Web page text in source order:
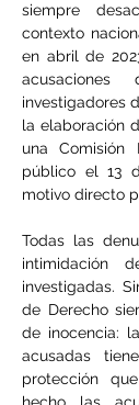
siempre
contexto
en abril de
investigadores
la elaboración
una Comisión
público el 13
motivo directo
Todas las
intimidación
investigadas.
de Derecho
de inocencia:
acusadas
protección